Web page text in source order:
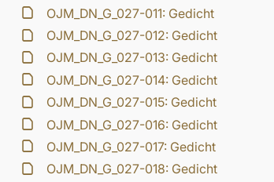
OJM_DN_G_027-011: Gedicht
OJM_DN_G_027-012: Gedicht
OJM_DN_G_027-013: Gedicht
OJM_DN_G_027-014: Gedicht
OJM_DN_G_027-015: Gedicht
OJM_DN_G_027-016: Gedicht
OJM_DN_G_027-017: Gedicht
OJM_DN_G_027-018: Gedicht